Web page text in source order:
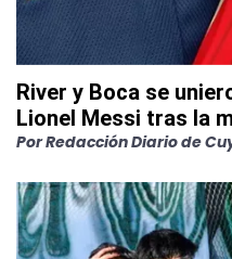
River y Boca se
Lionel Messi tras la
PorRedacción Diario de